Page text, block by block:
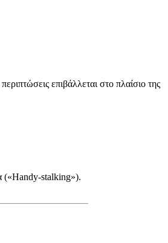
επιβάλλεται στο πλαίσιο της
(«Handy-stalking»).